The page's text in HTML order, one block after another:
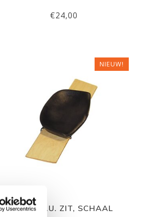
€24,00
NIEUW!
GATZ P.U. ZIT, SCHAAL